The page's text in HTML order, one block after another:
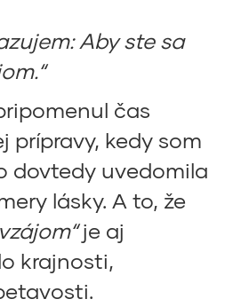
Aby ste sa
čas
prípravy, kedy som
dovtedy uvedomila
lásky. A to, že
je aj
krajnosti,